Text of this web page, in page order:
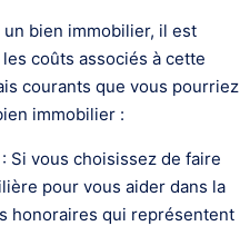
bien immobilier, il est
coûts associés à cette
courants que vous pourriez
immobilier :
Si vous choisissez de faire
pour vous aider dans la
honoraires qui représentent